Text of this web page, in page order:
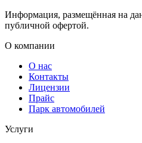
Информация, размещённая на
публичной офертой.
О компании
О нас
Контакты
Лицензии
Прайс
Парк автомобилей
Услуги